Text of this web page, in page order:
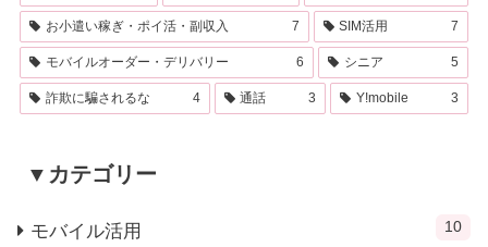
お小遣い稼ぎ・ポイ活・副収入 7 SIM活用 7
モバイルオーダー・デリバリー 6 シニア 5
詐欺に騙されるな 4 通話 3 Y!mobile 3
▼カテゴリー
モバイル活用 10